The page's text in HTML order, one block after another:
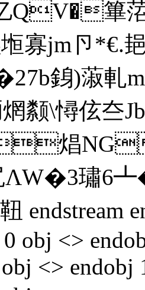
QV�篳
堩寡jm卪
銵)蔋軋
焹颣\憳
焻
璛
endstream
obj <>
<>